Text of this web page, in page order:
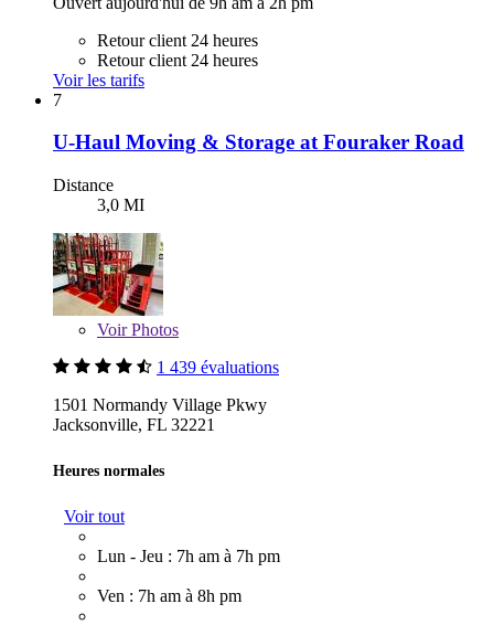
Retour client 24 heures
Retour client 24 heures
Voir les tarifs
7
U-Haul Moving & Storage at Fouraker Road
Distance
3,0 MI
VoirPhotos
1 439 évaluations
1501 Normandy Village Pkwy
Jacksonville, FL 32221
Heures normales
Voir tout
Lun - Jeu : 7h am à 7h pm
Ven : 7h am à 8h pm